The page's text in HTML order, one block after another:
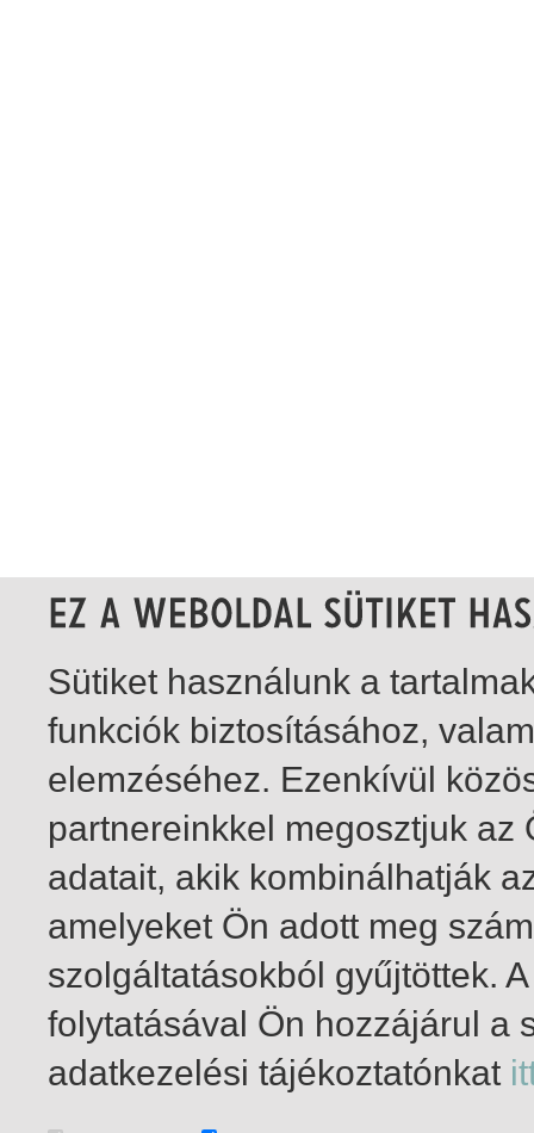
1-2 / total 2 hit
Sütiket használunk a
funkciók biztosításához,
elemzéséhez. Ezenkívül
partnereinkkel megosztjuk
adatait, akik kombinálhatják
amelyeket Ön adott meg
szolgáltatásokból gyűjtöttek.
folytatásával Ön hozzájárul a
adatkezelési tájékoztatónkat